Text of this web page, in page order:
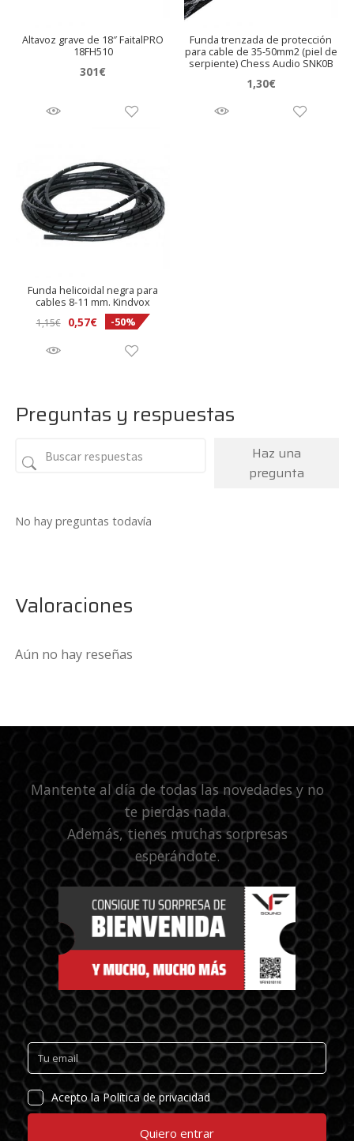
Altavoz grave de 18″ FaitalPRO
18FH510
301€
Funda trenzada de protección
para cable de 35-50mm2 (piel de
serpiente) Chess Audio SNK0B
1,30€
Funda helicoidal negra para
cables 8-11 mm. Kindvox
1,15€
El
0,57€El
actual
-50%
Preguntas y respuestas
Haz una
pregunta
No hay preguntas todavía
Valoraciones
Aún no hay reseñas
Mantente al día de todas las novedades y no
te pierdas nada.
Además, tienes muchas sorpresas
esperándote.